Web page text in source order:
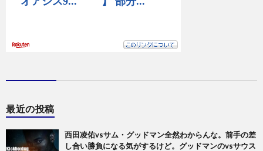
最近の投稿
西田凌佑vsサム・グッドマン全然わからんな。前手の差
し合い勝負になる気がするけど。グッドマンのvsサウス